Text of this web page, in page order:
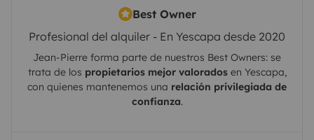
Best Owner
Profesional del alquiler - En Yescapa desde 2020
Jean-Pierre forma parte de nuestros Best Owners: se
trata de los propietarios mejor valoradosen Yescapa
con quienes mantenemos una relación privilegiada de
confianza.